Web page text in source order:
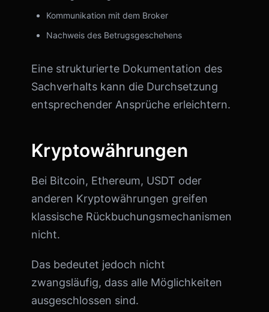
Kommunikation mit dem Broker
Nachweis des Betrugsgeschehens
Eine strukturierte Dokumentation des
Sachverhalts kann die Durchsetzung
entsprechender Ansprüche erleichtern.
Kryptowährungen
Bei Bitcoin, Ethereum, USDT oder
anderen Kryptowährungen greifen
klassische Rückbuchungsmechanismen
nicht.
Das bedeutet jedoch nicht
zwangsläufig, dass alle Möglichkeiten
ausgeschlossen sind.